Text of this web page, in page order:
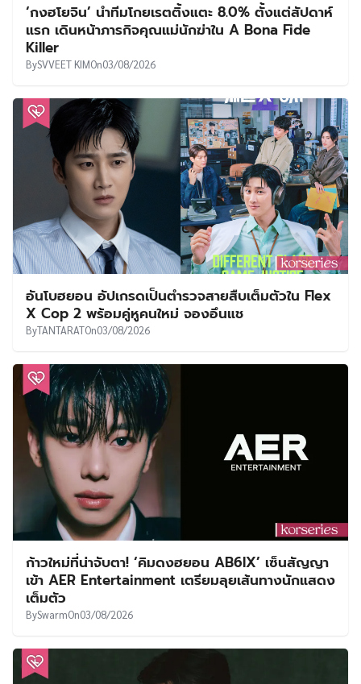
‘กงฮโยจิน’ นำทีมโกยเรตติ้งแตะ 8.0% ตั้งแต่สัปดาห์
แรก เดินหน้าภารกิจคุณแม่นักฆ่าใน A Bona Fide
Killer
BySVVEET KIMOn03/08/2026
อันโบฮยอน อัปเกรดเป็นตำรวจสายสืบเต็มตัวใน Flex
X Cop 2 พร้อมคู่หูคนใหม่ จองอึนแช
ByTANTARATOn03/08/2026
ก้าวใหม่ที่น่าจับตา! ‘คิมดงฮยอน AB6IX’ เซ็นสัญญา
เข้า AER Entertainment เตรียมลุยเส้นทางนักแสดง
เต็มตัว
BySwarmOn03/08/2026